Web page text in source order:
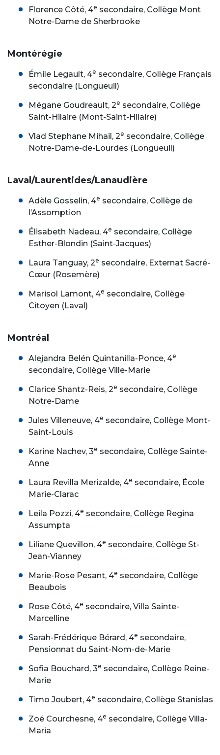
Florence Côté, 4e secondaire, Collège Mont
Notre-Dame de Sherbrooke
Montérégie
Émile Legault, 4e secondaire, Collège Français
secondaire (Longueuil)
Mégane Goudreault, 2e secondaire, Collège
Saint-Hilaire (Mont-Saint-Hilaire)
Vlad Stephane Mihail, 2e secondaire, Collège
Notre-Dame-de-Lourdes (Longueuil)
Laval/Laurentides/Lanaudière
Adèle Gosselin, 4e secondaire, Collège de
l’Assomption
Élisabeth Nadeau, 4e secondaire, Collège
Esther-Blondin (Saint-Jacques)
Laura Tanguay, 2e secondaire, Externat Sacré-
Cœur (Rosemère)
Marisol Lamont, 4e secondaire, Collège
Citoyen (Laval)
Montréal
Alejandra Belén Quintanilla-Ponce, 4e
secondaire, Collège Ville-Marie
Clarice Shantz-Reis, 2e secondaire, Collège
Notre-Dame
Jules Villeneuve, 4e secondaire, Collège Mont-
Saint-Louis
Karine Nachev, 3e secondaire, Collège Sainte-
Anne
Laura Revilla Merizalde, 4e secondaire, École
Marie-Clarac
Leila Pozzi, 4e secondaire, Collège Regina
Assumpta
Liliane Quevillon, 4e secondaire, Collège St-
Jean-Vianney
Marie-Rose Pesant, 4e secondaire, Collège
Beaubois
Rose Côté, 4e secondaire, Villa Sainte-
Marcelline
Sarah-Frédérique Bérard, 4e secondaire,
Pensionnat du Saint-Nom-de-Marie
Sofia Bouchard, 3e secondaire, Collège Reine-
Marie
Timo Joubert, 4e secondaire, Collège Stanislas
Zoé Courchesne, 4e secondaire, Collège Villa-
Maria